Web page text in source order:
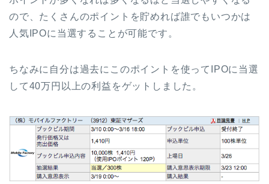
ので、たくさんのポイントを貯めれば誰でもいつかは
人気IPOに当選することが可能です。
ちなみに自分は過去にこのポイントを使ってIPOに当選
して40万円以上の利益をゲットしました。